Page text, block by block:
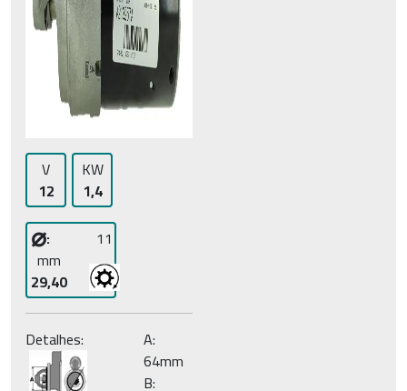
V
12
KW
1,4
⌀:
mm
29,40
11
Detalhes:
A:
64mm
B: